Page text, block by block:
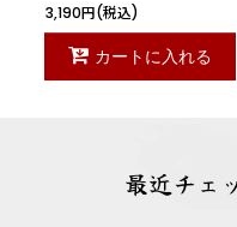
3,190円(税込)
カートに入れる
最近チェ